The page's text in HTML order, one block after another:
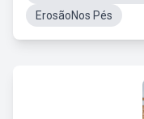
ErosãoNos Pés